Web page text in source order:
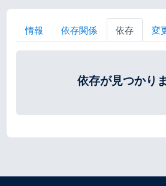
情報 依存関係 依存 変
依存が見つかり